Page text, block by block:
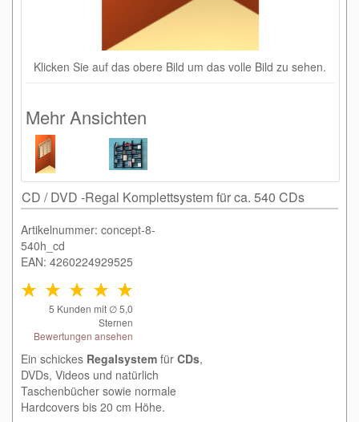
Klicken Sie auf das obere Bild um das volle Bild zu sehen.
Mehr Ansichten
CD / DVD -Regal Komplettsystem für ca. 540 CDs
Artikelnummer: concept-8-
540h_cd
EAN: 4260224929525
5 Kunden mit ∅5,0
Sternen
Bewertungen ansehen
Ein schickes Regalsystem für CDs,
DVDs, Videos und natürlich
Taschenbücher sowie normale
Hardcovers bis 20 cm Höhe.